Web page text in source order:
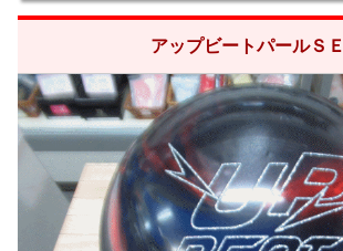
アップビートパールＳＥ